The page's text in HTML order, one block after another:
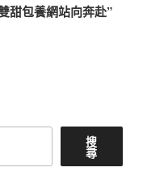
甜包養網站向奔赴”
搜
尋